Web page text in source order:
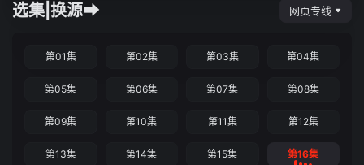
选集|换源➡ 网页专线
第01集 第02集 第03集 第04集
第05集 第06集 第07集 第08集
第09集 第10集 第11集 第12集
第13集 第14集 第15集 第16集